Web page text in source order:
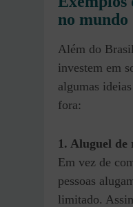
no mundo
Além do
investem em
algumas
fora:
1. Aluguel de
Em vez de
pessoas
limitado.